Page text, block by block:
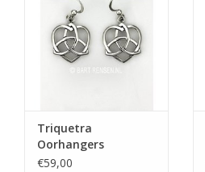
Triquetra
Oorhangers
€59,00